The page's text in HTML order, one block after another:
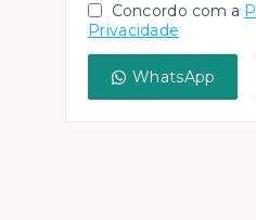
Concordo com a
Privacidade
WhatsApp